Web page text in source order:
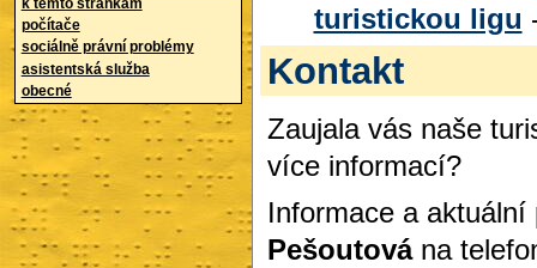
turistickou ligu
Kontakt
Zaujala vás naše
více informací?
Informace a
Pešoutována
k těmto stránkám
počítače
sociálně právní problémy
asistentská služba
obecné